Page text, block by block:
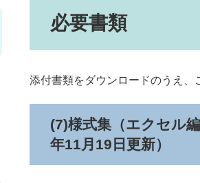
必要書類
添付書類をダウンロードのうえ、
(7)様式集（エクセル
年11月19日更新）